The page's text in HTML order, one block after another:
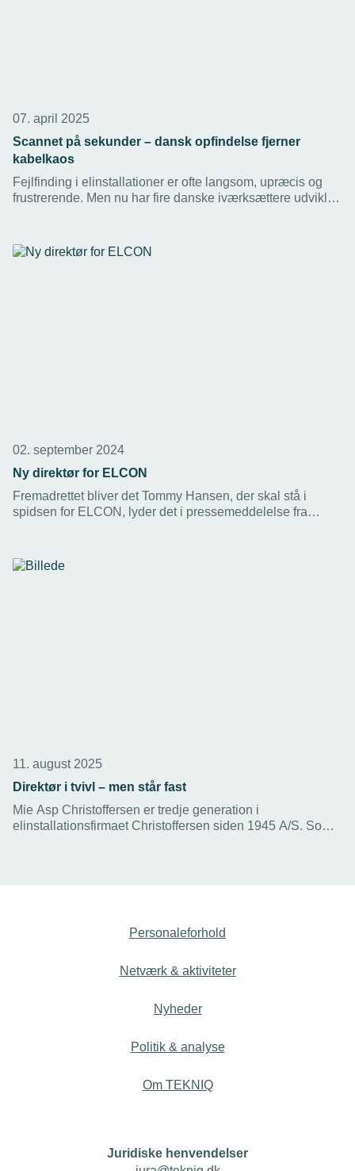
07. april 2025
Scannet på sekunder – dansk opfindelse fjerner
kabelkaos
Fejlfinding i elinstallationer er ofte langsom, upræcis og
frustrerende. Men nu har fire danske iværksættere udviklet
02. september 2024
Ny direktør for ELCON
Fremadrettet bliver det Tommy Hansen, der skal stå i
spidsen for ELCON, lyder det i pressemeddelelse fra
11. august 2025
Direktør i tvivl – men står fast
Mie Asp Christoffersen er tredje generation i
elinstallationsfirmaet Christoffersen siden 1945 A/S. Som
Personaleforhold
Netværk & aktiviteter
Nyheder
Politik & analyse
Om TEKNIQ
Juridiske henvendelser